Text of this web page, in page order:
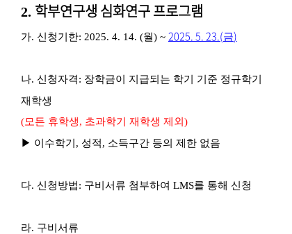
2. 학부연구생 심화연구 프로그램
가. 신청기한: 2025. 4. 14. (월) ~ 2025. 5. 23.(금)
나. 신청자격: 장학금이 지급되는 학기 기준 정규학기
재학생
(모든 휴학생, 초과학기 재학생 제외 )
▶ 이수학기 , 성적, 소득구간 등의 제한 없음
다. 신청방법: 구비서류 첨부하여 LMS를 통해 신청
라. 구비서류